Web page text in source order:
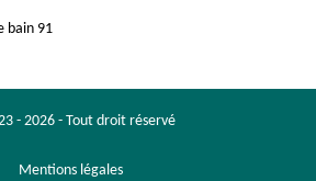
bain 91
- 2026 - Tout droit réservé
Mentions légales